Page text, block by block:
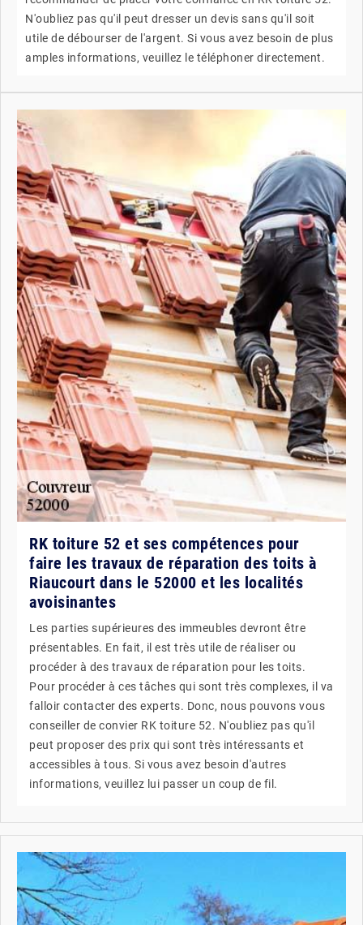
N'oubliez pas qu'il peut dresser un devis sans qu'il soit
utile de débourser de l'argent. Si vous avez besoin de plus
amples informations, veuillez le téléphoner directement.
RK toiture 52 et ses compétences pour
faire les travaux de réparation des toits à
Riaucourt dans le 52000 et les localités
avoisinantes
Les parties supérieures des immeubles devront être
présentables. En fait, il est très utile de réaliser ou
procéder à des travaux de réparation pour les toits.
Pour procéder à ces tâches qui sont très complexes, il va
falloir contacter des experts. Donc, nous pouvons vous
conseiller de convier RK toiture 52. N'oubliez pas qu'il
peut proposer des prix qui sont très intéressants et
accessibles à tous. Si vous avez besoin d'autres
informations, veuillez lui passer un coup de fil.